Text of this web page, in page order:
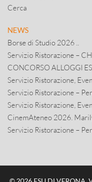
Cerca
NEWS
Borse di Studio 2026 ..
Servizio Ristorazione –
CONCORSO ALLOGGI
Servizio Ristorazione,
Servizio Ristorazione –
Servizio Ristorazione,
CinemAteneo 2026.
Servizio Ristorazione –